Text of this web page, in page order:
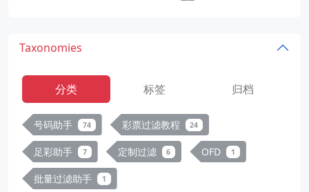
Taxonomies
分类 标签 归档
号码助手 74 彩票过滤教程 24
足彩助手 7 定制过滤 6 OFD 1
批量过滤助手 1